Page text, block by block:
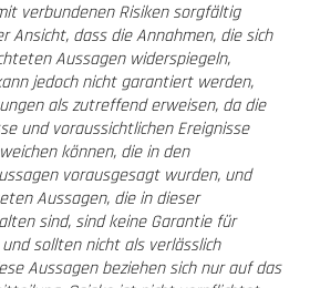
verbundenen Risiken sorgfältig
Ansicht, dass die Annahmen, die sich
Aussagen widerspiegeln,
jedoch nicht garantiert werden,
als zutreffend erweisen, da die
und voraussichtlichen Ereignisse
können, die in den
vorausgesagt wurden, und
Aussagen, die in dieser
sind, sind keine Garantie für
sollten nicht als verlässlich
Aussagen beziehen sich nur auf das